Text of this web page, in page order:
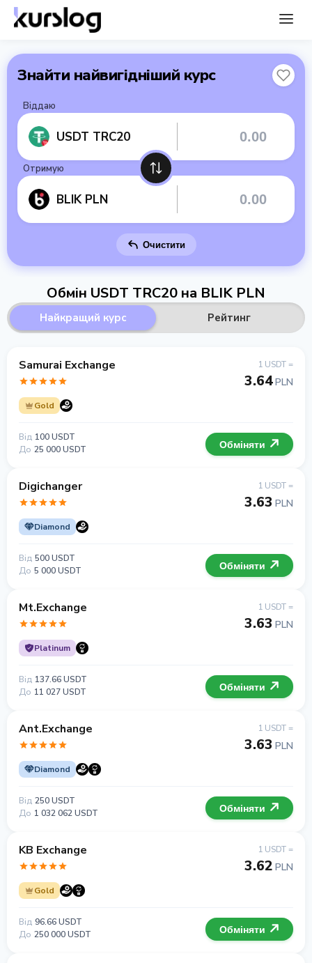
Знайти найвигідніший курс
Віддаю
USDT TRC20
Отримую
BLIK PLN
Очистити
Обмін USDT TRC20 на BLIK PLN
Найкращий курс Рейтинг
Samurai Exchange
Gold
1 USDT =
3.64PLN
Від 100 USDT
До 25 000 USDT Обміняти
Digichanger
Diamond
1 USDT =
3.63 PLN
Від 500 USDT
До 5 000 USDT Обміняти
Mt.Exchange
Platinum
1 USDT =
3.63 PLN
Від 137.66 USDT
До 11 027 USDT Обміняти
Ant.Exchange
Diamond
1 USDT =
3.63 PLN
Від 250 USDT
До 1 032 062 USDT Обміняти
KB Exchange
Gold
1 USDT =
3.62 PLN
Від 96.66 USDT
До 250 000 USDT Обміняти